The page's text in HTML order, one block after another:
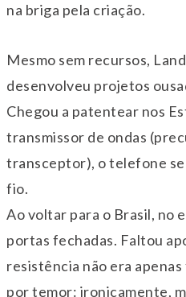
na briga pela criação.
Mesmo sem recursos,
desenvolveu projetos
Chegou a patentear nos
transmissor de ondas
transceptor), o telefone
fio.
Ao voltar para o Brasil, no
portas fechadas. Faltou
resistência não era
por temor: ironicamente,